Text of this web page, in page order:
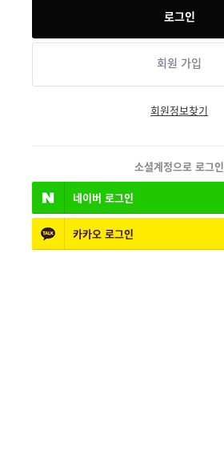
회원 가입
회원정보찾기
소셜계정으로 로그인
네이버 로그인
카카오 로그인